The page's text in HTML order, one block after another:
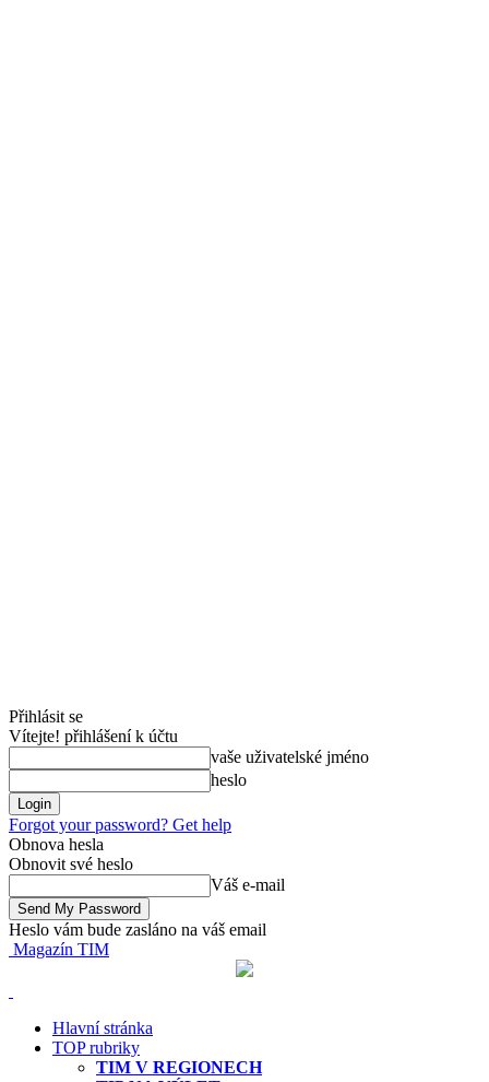
Přihlásit se
Vítejte! přihlášení k účtu
vaše uživatelské jméno
heslo
Forgot your password? Get help
Obnova hesla
Obnovit své heslo
Váš e-mail
Heslo vám bude zasláno na váš email
Magazín TIM
Hlavní stránka
TOP rubriky
TIM V REGIONECH